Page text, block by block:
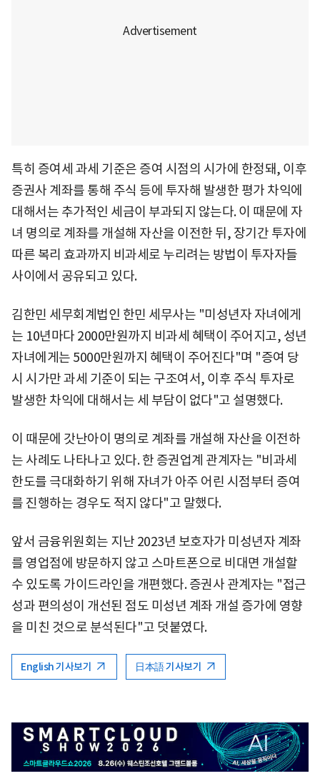
특히 증여세 과세 기준은 증여 시점의 시가에 한정돼, 이후
증권사 계좌를 통해 주식 등에 투자해 발생한 평가 차익에
대해서는 추가적인 세금이 부과되지 않는다. 이 때문에 자
녀 명의로 계좌를 개설해 자산을 이전한 뒤, 장기간 투자에
따른 복리 효과까지 비과세로 누리려는 방법이 투자자들
사이에서 공유되고 있다.
김한민 세무회계법인 한민 세무사는 "미성년자 자녀에게
는 10년마다 2000만원까지 비과세 혜택이 주어지고, 성년
자녀에게는 5000만원까지 혜택이 주어진다"며 "증여 당
시 시가만 과세 기준이 되는 구조여서, 이후 주식 투자로
발생한 차익에 대해서는 세 부담이 없다"고 설명했다.
이 때문에 갓난아이 명의로 계좌를 개설해 자산을 이전하
는 사례도 나타나고 있다. 한 증권업계 관계자는 "비과세
한도를 극대화하기 위해 자녀가 아주 어린 시점부터 증여
를 진행하는 경우도 적지 않다"고 말했다.
앞서 금융위원회는 지난 2023년 보호자가 미성년자 계좌
를 영업점에 방문하지 않고 스마트폰으로 비대면 개설할
수 있도록 가이드라인을 개편했다. 증권사 관계자는 "접근
성과 편의성이 개선된 점도 미성년 계좌 개설 증가에 영향
을 미친 것으로 분석된다"고 덧붙였다.
English 기사보기 日本語 기사보기